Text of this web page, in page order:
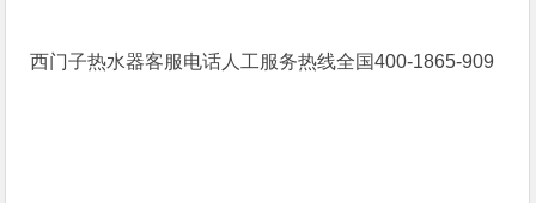
西门子热水器客服电话人工服务热线全国400-1865-909